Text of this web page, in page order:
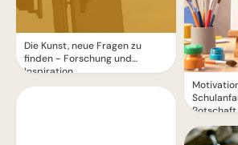
Die Kunst, neue Fragen zu
finden - Forschung und
Inspiration
Botschaft